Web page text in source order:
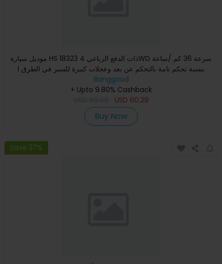
موديل سيارة HS 18323 ذات الدفع الرباعي 4WD سرعة 36 كم /ساعة
بنسبة تحكم تامة بالتحكم عن بعد وعجلات كبيرة للسير في الطرق ا
Banggood
+ Upto 9.80% Cashback
USD 60.29
Buy Now
Save 37%